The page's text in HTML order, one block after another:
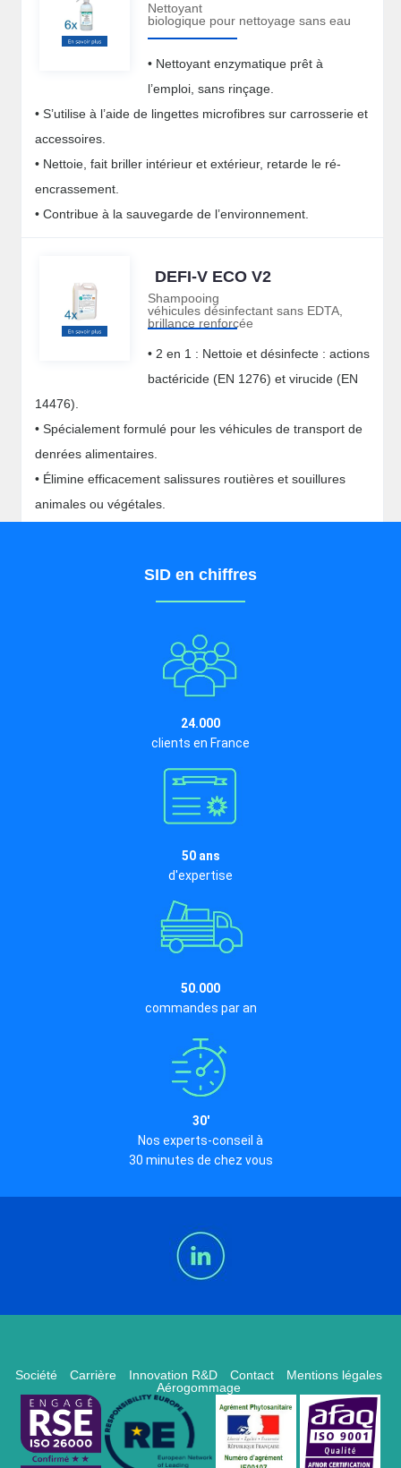
Nettoyant
biologique pour nettoyage sans eau
• Nettoyant enzymatique prêt à
l’emploi, sans rinçage.
• S’utilise à l’aide de lingettes microfibres sur carrosserie et
accessoires.
• Nettoie, fait briller intérieur et extérieur, retarde le ré-
encrassement.
• Contribue à la sauvegarde de l’environnement.
DEFI-V ECO V2
Shampooing
véhicules désinfectant sans EDTA,
brillance renforcée
• 2 en 1 : Nettoie et désinfecte : actions
bactéricide (EN 1276) et virucide (EN
14476).
• Spécialement formulé pour les véhicules de transport de
denrées alimentaires.
• Élimine efficacement salissures routières et souillures
animales ou végétales.
SID en chiffres
24.000
clients en France
50 ans
d'expertise
50.000
commandes par an
30'
Nos experts-conseil à
30 minutes de chez vous
Société Carrière Innovation R&D Contact
Mentions légales
Aérogommage